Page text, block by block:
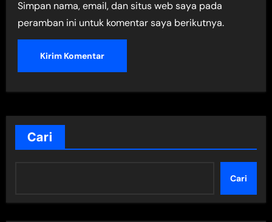
Simpan nama, email, dan situs web saya pada
peramban ini untuk komentar saya berikutnya.
Cari
Cari